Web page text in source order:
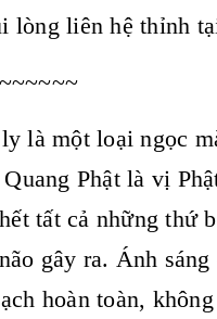
lòng liên hệ thỉnh
là một loại ngọc
Phật là vị
tất cả những thứ
gây ra. Ánh
hoàn toàn,